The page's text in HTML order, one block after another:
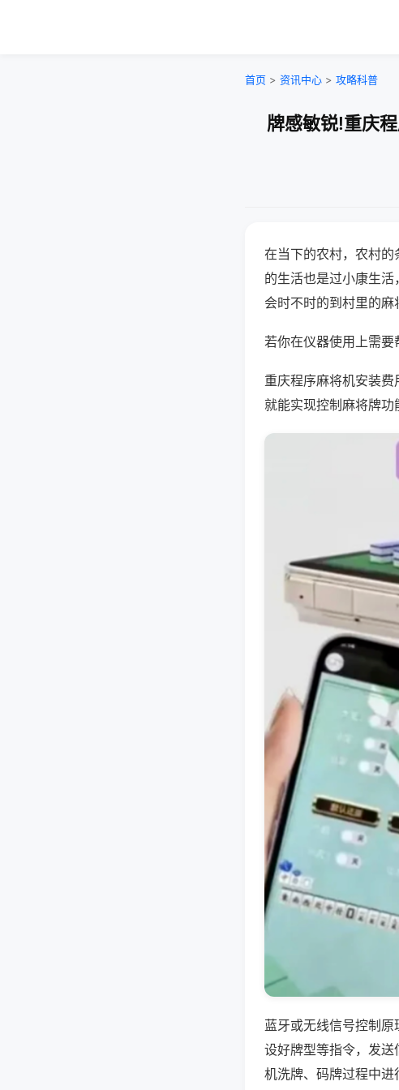
首页 > 资讯中心 > 攻略科普
牌感敏锐!重庆
在当下的农村，农村
的生活也是过小康生
会时不时的到村里的麻
若你在仪器使用上需要
重庆程序麻将机安装
就能实现控制麻将牌功
蓝牙或无线信号控制
设好牌型等指令，发
机洗牌、码牌过程中进